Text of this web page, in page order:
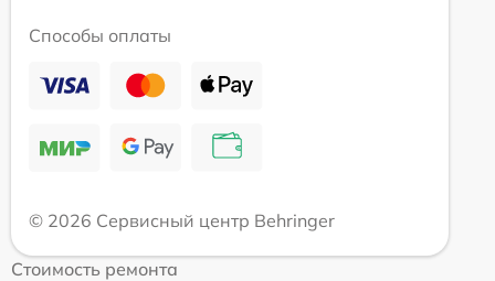
Способы оплаты
© 2026 Сервисный центр Behringer
Стоимость ремонта